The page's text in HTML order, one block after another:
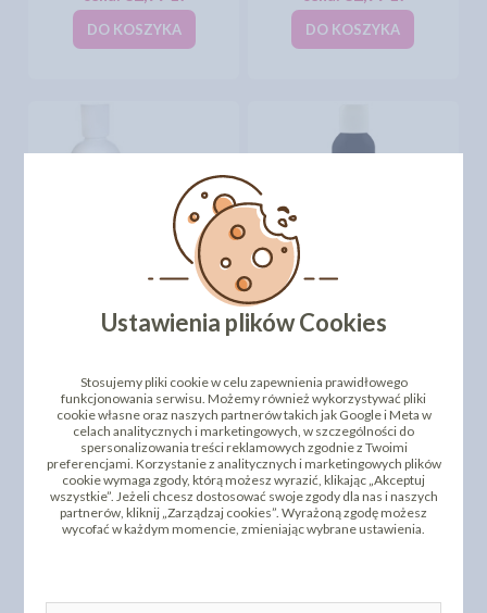
DO KOSZYKA DO KOSZYKA
AEROGRAFU MODECOR
cena:32,77 zł
AEROGRAFU NIEBIESKI -
cena:19,79 zł
Ustawienia plików Cookies
Stosujemy pliki cookie w celu zapewnienia prawidłowego
funkcjonowania serwisu. Możemy również wykorzystywać pliki
cookie własne oraz naszych partnerów takich jak Google i Meta w
celach analitycznych i marketingowych, w szczególności do
spersonalizowania treści reklamowych zgodnie z Twoimi
preferencjami. Korzystanie z analitycznych i marketingowych plików
cookie wymaga zgody, którą możesz wyrazić, klikając „Akceptuj
wszystkie”. Jeżeli chcesz dostosować swoje zgody dla nas i naszych
partnerów, kliknij „Zarządzaj cookies”. Wyrażoną zgodę możesz
wycofać w każdym momencie, zmieniając wybrane ustawienia.